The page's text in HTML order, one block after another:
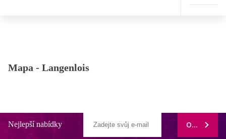
Mapa - Langenlois
Nejlepší nabídky ODEBÍRAT